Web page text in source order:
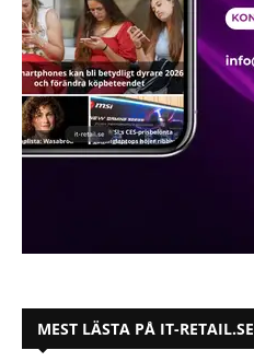
MEST LÄSTA PÅ IT-RETAIL.SE